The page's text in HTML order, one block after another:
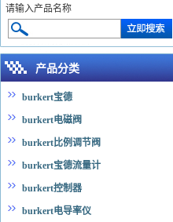
请输入产品名称
产品分类
burkert宝德
burkert电磁阀
burkert比例调节阀
burkert宝德流量计
burkert控制器
burkert电导率仪